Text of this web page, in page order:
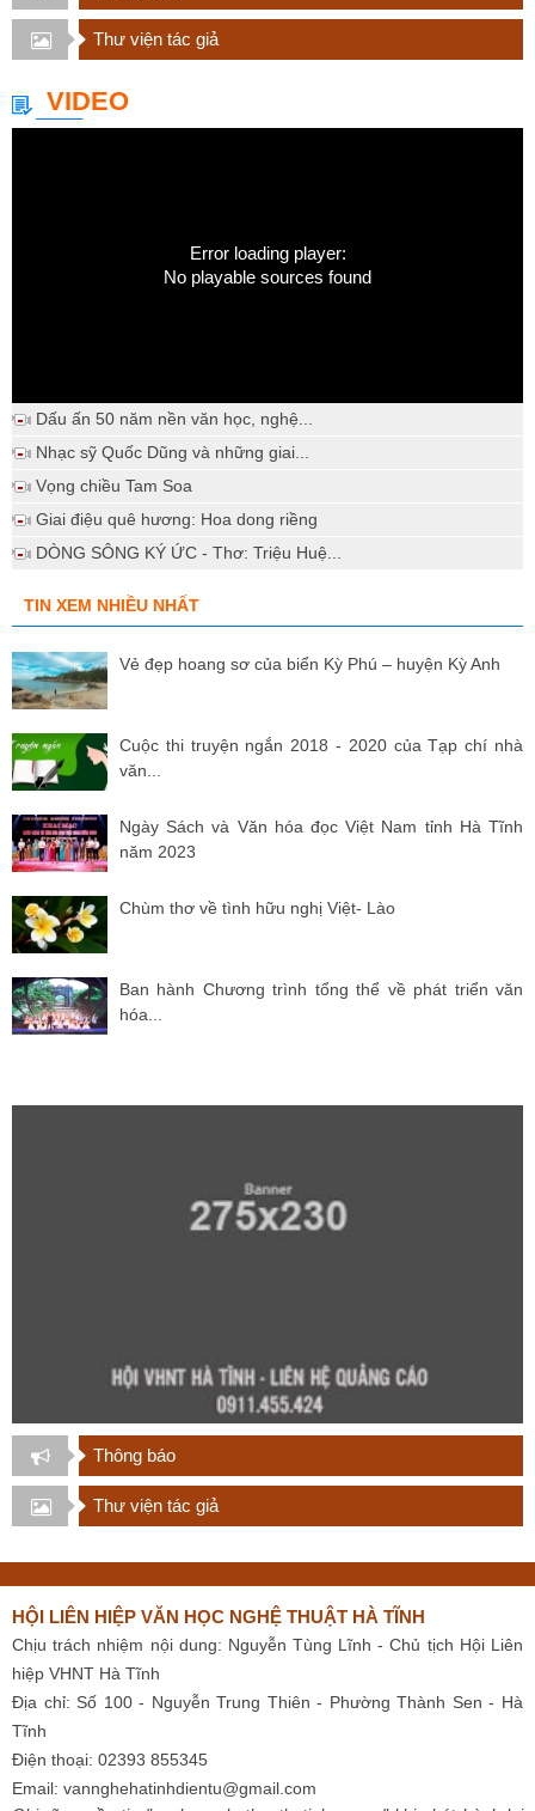
Thư viện tác giả
VIDEO
Error loading player:
No playable sources found
Dấu ấn 50 năm nền văn học, nghệ...
Nhạc sỹ Quốc Dũng và những giai...
Vọng chiều Tam Soa
Giai điệu quê hương: Hoa dong riềng
DÒNG SÔNG KÝ ỨC - Thơ: Triệu Huệ...
TIN XEM NHIỀU NHẤT
Vẻ đẹp hoang sơ của biển Kỳ Phú – huyện Kỳ Anh
Cuộc thi truyện ngắn 2018 - 2020 của Tạp chí nhà
văn...
Ngày Sách và Văn hóa đọc Việt Nam tỉnh Hà Tĩnh
năm 2023
Chùm thơ về tình hữu nghị Việt- Lào
Ban hành Chương trình tổng thể về phát triển văn
hóa...
Thông báo
Thư viện tác giả
HỘI LIÊN HIỆP VĂN HỌC NGHỆ THUẬT HÀ TĨNH
Chịu trách nhiệm nội dung: Nguyễn Tùng Lĩnh - Chủ tịch Hội Liên
hiệp VHNT Hà Tĩnh
Địa chỉ: Số 100 - Nguyễn Trung Thiên - Phường Thành Sen - Hà
Tĩnh
Điện thoại: 02393 855345
Email: vannghehatinhdientu@gmail.com